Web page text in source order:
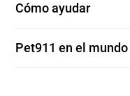
Cómo ayudar
Pet911 en el mundo